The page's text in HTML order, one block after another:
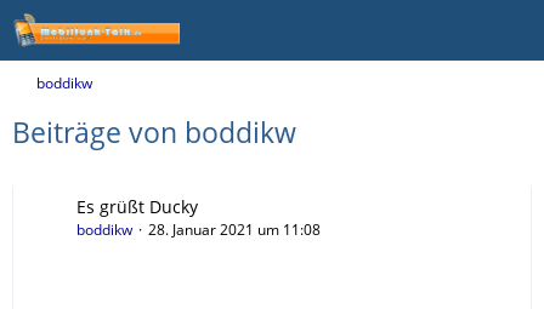
boddikw
Beiträge von boddikw
Es grüßt Ducky
boddikw 28. Januar 2021 um 11:08